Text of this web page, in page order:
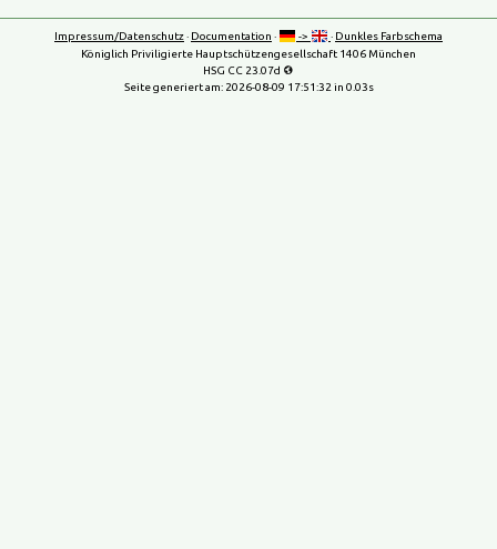
Impressum/Datenschutz· Documentation · -> · Dunkles Farbschema
Königlich Priviligierte Hauptschützengesellschaft 1406 München
HSG CC 23.07d
Seite generiert am: 2026-08-09 17:51:32in 0.03s